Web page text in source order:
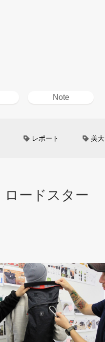
Note
レポート 美大
電動キックスクーター
ロードスター